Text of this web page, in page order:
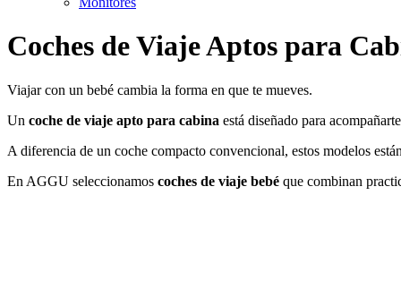
Coches de Viaje Aptos para
Viajar con un bebé cambia la forma en que te mueves.
Un coche de viaje apto para cabina está diseñado para
A diferencia de un coche compacto convencional, estos modelos
En AGGU seleccionamos coches de viaje bebé que combinan